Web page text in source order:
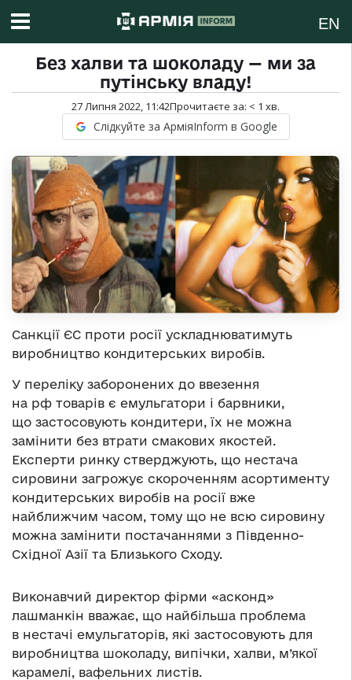
EN
Без халви та шоколаду — ми за
путінську владу!
27 Липня 2022, 11:42Прочитаєте за: < 1 хв.
Слідкуйте за АрміяInform в Google
Санкції ЄС проти росії ускладнюватимуть
виробництво кондитерських виробів.
У переліку заборонених до ввезення
на рф товарів є емульгатори і барвники,
що застосовують кондитери, їх не можна
замінити без втрати смакових якостей.
Експерти ринку стверджують, що нестача
сировини загрожує скороченням асортименту
кондитерських виробів на росії вже
найближчим часом, тому що не всю сировину
можна замінити постачаннями з Південно-
Східної Азії та Близького Сходу.
Виконавчий директор фірми «асконд»
лашманкін вважає, що найбільша проблема
в нестачі емульгаторів, які застосовують для
виробництва шоколаду, випічки, халви, м’якої
карамелі, вафельних листів.